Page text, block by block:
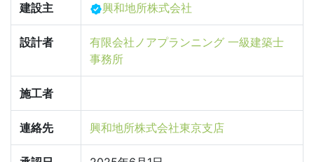
建設主 興和地所株式会社
設計者
有限会社ノアプランニング 一級建築士
事務所
施工者
連絡先 興和地所株式会社東京支店